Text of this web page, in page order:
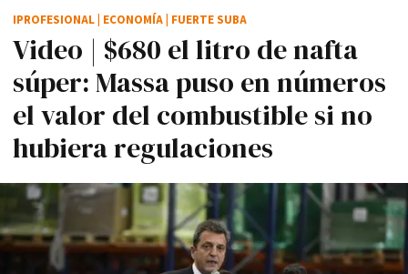
Video | $680 el litro de nafta
súper: Massa puso en números
el valor del combustible si no
hubiera regulaciones
IPROFESIONAL ECONOMÍA FUERTE SUBA